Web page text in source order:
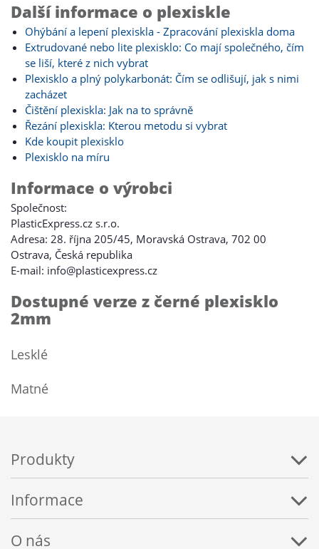
Další informace o plexiskle
Ohýbání a lepení plexiskla - Zpracování plexiskla doma
Extrudované nebo lite plexisklo: Co mají společného, čím
se liší, které z nich vybrat
Plexisklo a plný polykarbonát: Čím se odlišují, jak s nimi
zacházet
Čištění plexiskla: Jak na to správně
Řezání plexiskla: Kterou metodu si vybrat
Kde koupit plexisklo
Plexisklo na míru
Informace o výrobci
Společnost:
PlasticExpress.cz s.r.o.
Adresa: 28. října 205/45, Moravská Ostrava, 702 00
Ostrava, Česká republika
E-mail: info@plasticexpress.cz
Dostupné verze z černé plexisklo
2mm
Lesklé
Matné
Produkty
Informace
O nás